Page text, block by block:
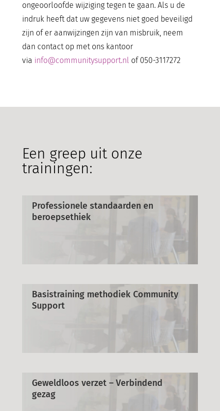
ongeoorloofde wijziging tegen te gaan. Als u de
indruk heeft dat uw gegevens niet goed beveiligd
zijn of er aanwijzingen zijn van misbruik, neem
dan contact op met ons kantoor
via info@communitysupport.nl of 050-3117272
Een greep uit onze
trainingen:
Professionele standaarden en
beroepsethiek
Basistraining methodiek Community
Support
Geweldloos verzet – Verbindend
gezag